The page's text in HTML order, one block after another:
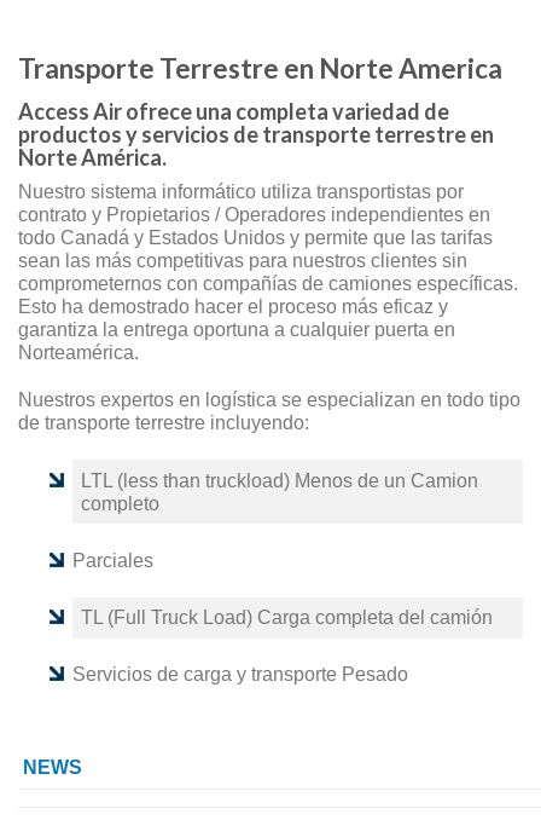
Transporte Terrestre en Norte America
Access Air ofrece una completa variedad de
productos y servicios de transporte terrestre en
Norte América.
Nuestro sistema informático utiliza transportistas por
contrato y Propietarios / Operadores independientes en
todo Canadá y Estados Unidos y permite que las tarifas
sean las más competitivas para nuestros clientes sin
comprometernos con compañías de camiones específicas.
Esto ha demostrado hacer el proceso más eficaz y
garantiza la entrega oportuna a cualquier puerta en
Norteamérica.
Nuestros expertos en logística se especializan en todo tipo
de transporte terrestre incluyendo:
LTL (less than truckload) Menos de un Camion
completo
Parciales
TL (Full Truck Load) Carga completa del camión
Servicios de carga y transporte Pesado
NEWS